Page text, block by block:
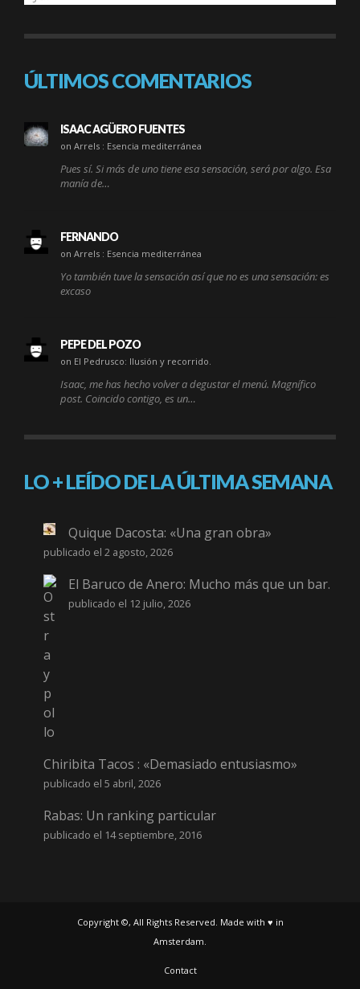
ÚLTIMOS COMENTARIOS
ISAAC AGÜERO FUENTES
on Arrels : Esencia mediterránea
Pues sí. Si más de uno tiene esa sensación, será por algo. Esa
manía de…
FERNANDO
on Arrels : Esencia mediterránea
Yo también tuve la sensación así que no es una sensación: es
excaso
PEPE DEL POZO
on El Pedrusco: Ilusión y recorrido.
Isaac, me has hecho volver a degustar el menú. Magnífico
post. Coincido contigo, es un…
LO + LEÍDO DE LA ÚLTIMA SEMANA
Quique Dacosta: «Una gran obra»
publicado el 2 agosto, 2026
El Baruco de Anero: Mucho más que un bar.
publicado el 12 julio, 2026
Chiribita Tacos : «Demasiado entusiasmo»
publicado el 5 abril, 2026
Rabas: Un ranking particular
publicado el 14 septiembre, 2016
Copyright ©, All Rights Reserved. Made with ♥ in
Amsterdam.
Contact